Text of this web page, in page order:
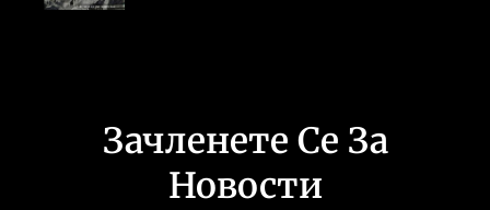
Зачленете Се За
Новости